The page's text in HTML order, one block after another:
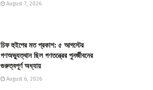
August 7, 2026
চিফ হুইপের মত প্রকাশ: ৫ আগস্টের
গণঅভ্যুত্থান ছিল গণতন্ত্রের পুনর্জীবনের
গুরুত্বপূর্ণ অধ্যায়
August 6, 2026